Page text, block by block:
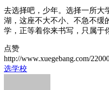
去选择吧，少年。选择一所大
湖，这座不大不小、不急不缓
学，正等着你来书写，只属于
点赞
http://www.xuegebang.com/
选学校